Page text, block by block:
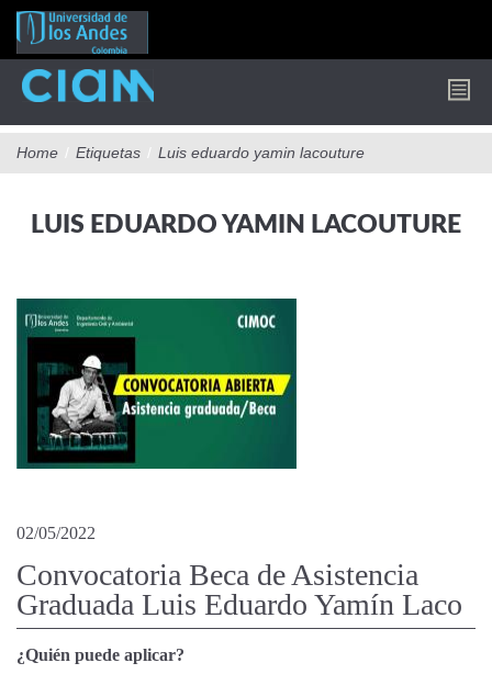
Pasar
contenido
principal
Home / Etiquetas / Luis eduardo yamin lacouture
LUIS EDUARDO YAMIN LACOUTURE
02/05/2022
Convocatoria Beca de Asistencia
Graduada Luis Eduardo Yamín Laco
¿Quién puede aplicar?